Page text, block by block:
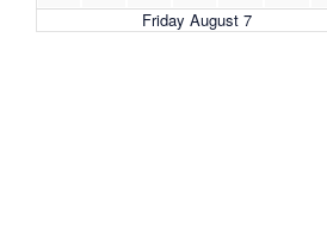
Friday August 7